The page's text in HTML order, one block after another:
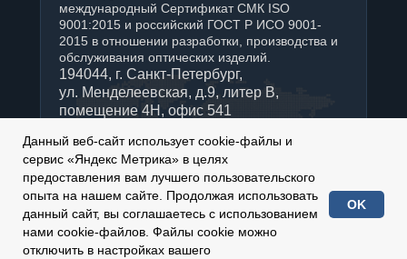
международный Сертификат СМК ISO
9001:2015 и российский ГОСТ Р ИСО 9001-
2015 в отношении разработки, производства и
обслуживания оптических изделий.
194044, г. Санкт-Петербург,
ул. Менделеевская, д.9, литер В,
помещение 4Н, офис 541
+7 (812) 347-76-90
Отдел продаж:
sales@optotl.ru
По техническим вопросам:
technical_service@optotl.ru
2002-2026© ООО «Опто-ТЛ»
Данный веб-сайт использует cookie-файлы и
сервис «Яндекс Метрика» в целях
предоставления вам лучшего пользовательского
опыта на нашем сайте. Продолжая использовать
данный сайт, вы соглашаетесь с использованием
нами cookie-файлов. Файлы cookie можно
отключить в настройках вашего
OK